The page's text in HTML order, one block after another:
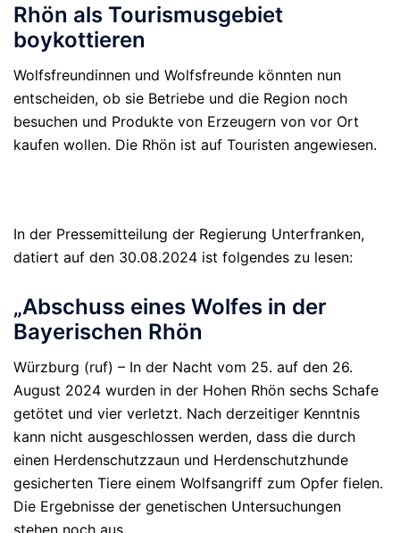
Rhön als Tourismusgebiet
boykottieren
Wolfsfreundinnen und Wolfsfreunde könnten nun
entscheiden, ob sie Betriebe und die Region noch
besuchen und Produkte von Erzeugern von vor Ort
kaufen wollen. Die Rhön ist auf Touristen angewiesen.
In der Pressemitteilung der Regierung Unterfranken,
datiert auf den 30.08.2024 ist folgendes zu lesen:
„Abschuss eines Wolfes in der
Bayerischen Rhön
Würzburg (ruf) – In der Nacht vom 25. auf den 26.
August 2024 wurden in der Hohen Rhön sechs Schafe
getötet und vier verletzt. Nach derzeitiger Kenntnis
kann nicht ausgeschlossen werden, dass die durch
einen Herdenschutzzaun und Herdenschutzhunde
gesicherten Tiere einem Wolfsangriff zum Opfer fielen.
Die Ergebnisse der genetischen Untersuchungen
stehen noch aus.